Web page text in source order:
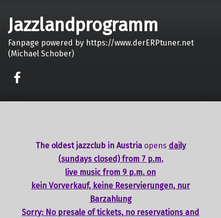
Jazzlandprogramm
Fanpage powered by https://www.derERPtuner.net
(Michael Schober)
The oldest jazzclub in Austria opens daily
(sundays closed) from 7 p.m.
live music from 9 p.m. on
kein Vorverkauf, keine Reservierungen, nur
Barzahlung
Sorry: No presale of tickets, no reservations and